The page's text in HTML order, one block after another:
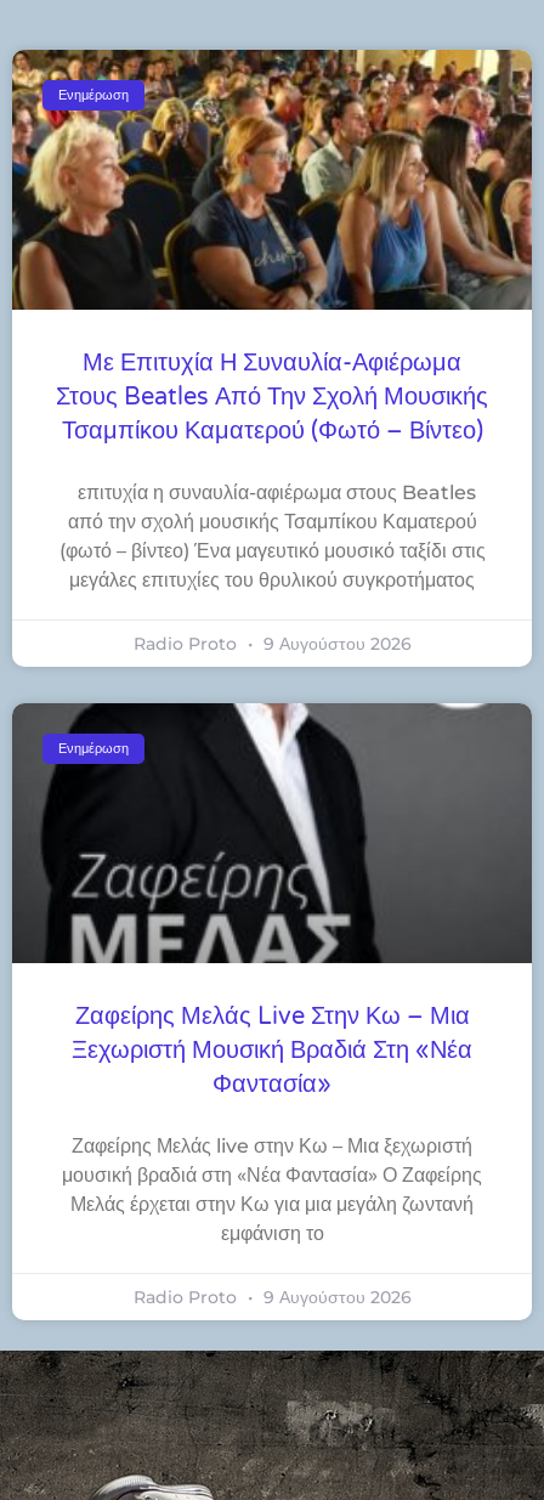
Ενημέρωση
Με Επιτυχία Η Συναυλία-Αφιέρωμα
Στους Beatles Από Την Σχολή Μουσικής
Τσαμπίκου Καματερού (φωτό – Βίντεο)
​επιτυχία η συναυλία-αφιέρωμα στους Beatles
από την σχολή μουσικής Τσαμπίκου Καματερού
(φωτό – βίντεο) Ένα μαγευτικό μουσικό ταξίδι στις
μεγάλες επιτυχίες του θρυλικού συγκροτήματος
Radio Proto 9 Αυγούστου 2026
Ενημέρωση
Ζαφείρης Μελάς Live Στην Κω – Μια
Ξεχωριστή Μουσική Βραδιά Στη «Νέα
Φαντασία»
Ζαφείρης Μελάς live στην Κω – Μια ξεχωριστή
μουσική βραδιά στη «Νέα Φαντασία» Ο Ζαφείρης
Μελάς έρχεται στην Κω για μια μεγάλη ζωντανή
εμφάνιση το
Radio Proto 9 Αυγούστου 2026